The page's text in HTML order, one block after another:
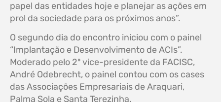
papel das entidades hoje e planejar as ações em
prol da sociedade para os próximos anos”.
O segundo dia do encontro iniciou com o painel
“Implantação e Desenvolvimento de ACIs”.
Moderado pelo 2º vice-presidente da FACISC,
André Odebrecht, o painel contou com os cases
das Associações Empresariais de Araquari,
Palma Sola e Santa Terezinha.